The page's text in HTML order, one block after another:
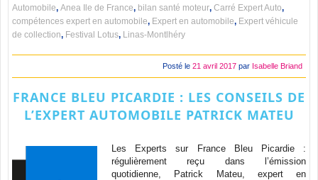
Automobile, Anea Ile de France, bilan santé moteur, Carré Expert Auto,
compétences expert en automobile, Expert en automobile, Expert véhicule
de collection, Festival Lotus, Linas-Montlhéry
Posté le 21 avril 2017 par Isabelle Briand
FRANCE BLEU PICARDIE : LES CONSEILS DE
L’EXPERT AUTOMOBILE PATRICK MATEU
Les Experts sur France Bleu Picardie :
régulièrement reçu dans l’émission
quotidienne, Patrick Mateu, expert en